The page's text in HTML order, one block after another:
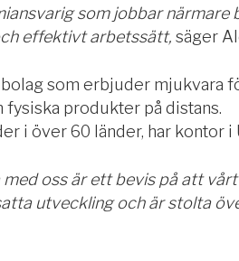
som jobbar
effektivt arbetssätt, säger
som erbjuder mjukvara
produkter på distans.
i över 60 länder, har
oss är ett bevis på att
utveckling och är stolta